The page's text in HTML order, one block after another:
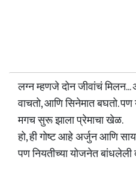
लग्न म्हणजे दोन जीवांचं
वाचतो, आणि सिनेमात बघतो.
मगच सुरू झाला प्रेमाचा खेळ.
हो, ही गोष्ट आहे अर्जुन आणि
पण नियतीच्या योजनेत बांधलेली